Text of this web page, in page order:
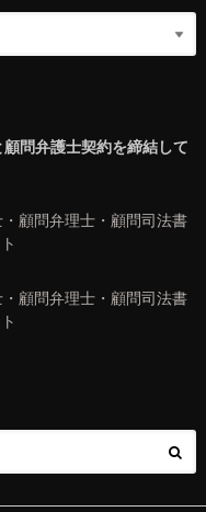
問弁護士契約を締結して